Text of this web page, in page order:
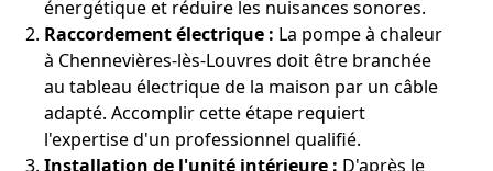
énergétique et réduire les nuisances sonores.
Raccordement électrique : La pompe à chaleur
à Chennevières-lès-Louvres doit être branchée
au tableau électrique de la maison par un câble
adapté. Accomplir cette étape requiert
l'expertise d'un professionnel qualifié.
Installation de l'unité intérieure : D'après le